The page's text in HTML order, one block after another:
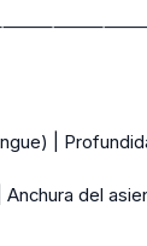
|
del